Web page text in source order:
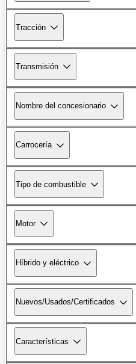
Tracción
Transmisión
Nombre del concesionario
Carrocería
Tipo de combustible
Motor
Híbrido y eléctrico
Nuevos/Usados/Certificados
Características